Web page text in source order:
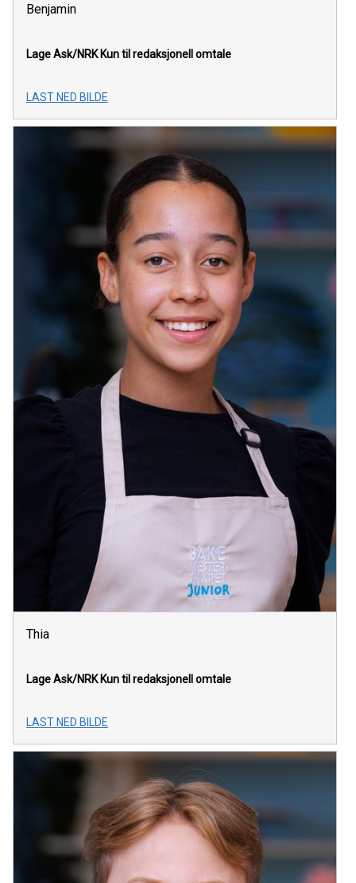
Benjamin
Lage Ask/NRK Kun til redaksjonell omtale
LAST NED BILDE
Thia
Lage Ask/NRK Kun til redaksjonell omtale
LAST NED BILDE